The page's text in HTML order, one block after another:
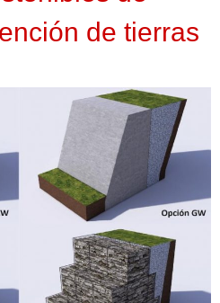
de tierras